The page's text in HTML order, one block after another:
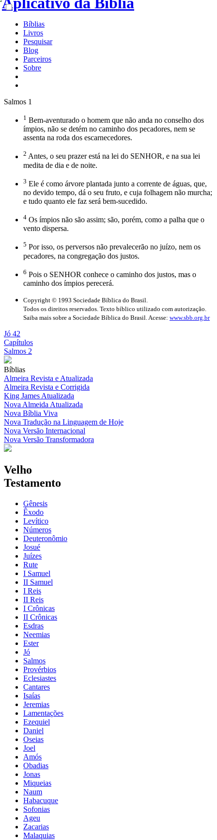
Bíblias
Livros
Pesquisar
Blog
Parceiros
Sobre
Salmos 1
1 Bem-aventurado o homem que não anda no conselho dos
ímpios, não se detém no caminho dos pecadores, nem se
assenta na roda dos escarnecedores.
2 Antes, o seu prazer está na lei do SENHOR, e na sua lei
medita de dia e de noite.
3 Ele é como árvore plantada junto a corrente de águas, que,
no devido tempo, dá o seu fruto, e cuja folhagem não murcha;
e tudo quanto ele faz será bem-sucedido.
4 Os ímpios não são assim; são, porém, como a palha que o
vento dispersa.
5 Por isso, os perversos não prevalecerão no juízo, nem os
pecadores, na congregação dos justos.
6 Pois o SENHOR conhece o caminho dos justos, mas o
caminho dos ímpios perecerá.
Copyright © 1993 Sociedade Bíblica do Brasil.
Todos os direitos reservados. Texto bíblico utilizado com autorização.
Saiba mais sobre a Sociedade Bíblica do Brasil. Acesse: www.sbb.org.br
Jó 42
Capítulos
Salmos 2
Bíblias
Almeira Revista e Atualizada
Almeira Revista e Corrigida
King James Atualizada
Nova Almeida Atualizada
Nova Bíblia Viva
Nova Tradução na Linguagem de Hoje
Nova Versão Internacional
Nova Versão Transformadora
Velho
Testamento
Gênesis
Êxodo
Levítico
Números
Deuteronômio
Josué
Juízes
Rute
I Samuel
II Samuel
I Reis
II Reis
I Crônicas
II Crônicas
Esdras
Neemias
Ester
Jó
Salmos
Provérbios
Eclesiastes
Cantares
Isaías
Jeremias
Lamentações
Ezequiel
Daniel
Oseias
Joel
Amós
Obadias
Jonas
Miqueias
Naum
Habacuque
Sofonias
Ageu
Zacarias
Malaquias